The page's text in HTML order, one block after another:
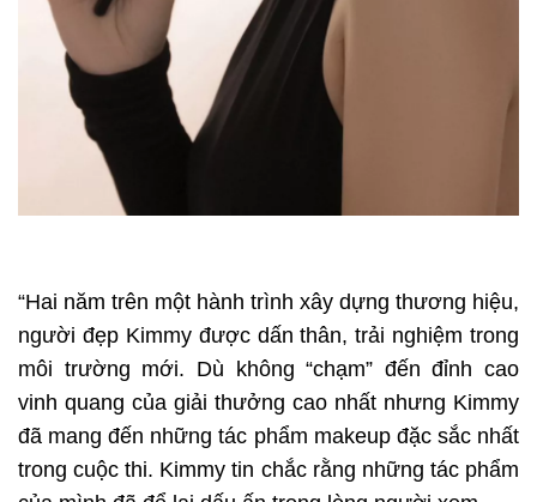
“Hai năm trên một hành trình xây dựng thương hiệu,
người đẹp Kimmy được dấn thân, trải nghiệm trong
môi trường mới. Dù không “chạm” đến đỉnh cao
vinh quang của giải thưởng cao nhất nhưng Kimmy
đã mang đến những tác phẩm makeup đặc sắc nhất
trong cuộc thi. Kimmy tin chắc rằng những tác phẩm